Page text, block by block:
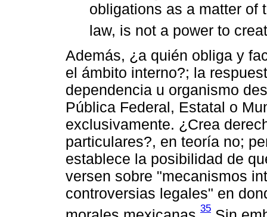
obligations as a matter of
law, is not a power to
Además, ¿a quién obliga y
el ámbito interno?; la
dependencia u organismo
Pública Federal, Estatal o
exclusivamente. ¿Crea
particulares?, en teoría no;
establece la posibilidad de
versen sobre "mecanismos
controversias legales" en
35